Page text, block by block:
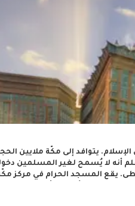
يتوافد إلى مكّة ملايين
أنه لا يُسمح لغير المسلمين
يقع المسجد الحرام في مركز
الرئيسية التي لا بد من